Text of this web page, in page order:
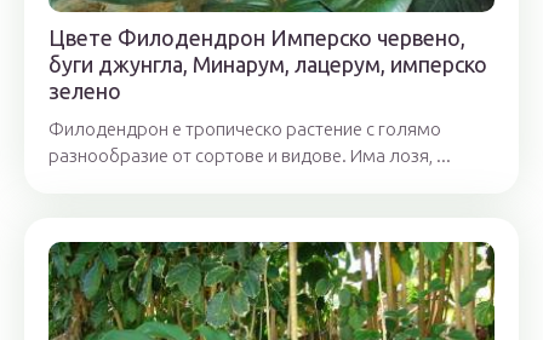
Цвете Филодендрон Имперско червено,
буги джунгла, Минарум, лацерум, имперско
зелено
Филодендрон е тропическо растение с голямо
разнообразие от сортове и видове. Има лозя, ...